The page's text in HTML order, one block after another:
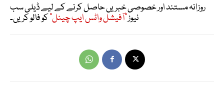
روزانہ مستند اور خصوصی خبریں حاصل کرنے کے لیے ڈیلی سب
نیوز"آفیشل واٹس ایپ چینل"کو فالو کریں۔